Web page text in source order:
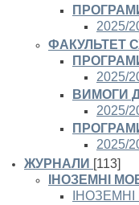
2025/
ФАКУЛЬТЕТ
2025/
ВИМОГИ
2025/
2025/
ЖУРНАЛИ [113]
ІНОЗЕМНІ